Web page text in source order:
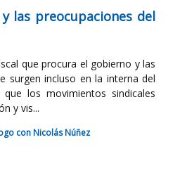
las preocupaciones del
que procura el gobierno y las
surgen incluso en la interna del
los movimientos sindicales
y vis...
con Nicolás Núñez